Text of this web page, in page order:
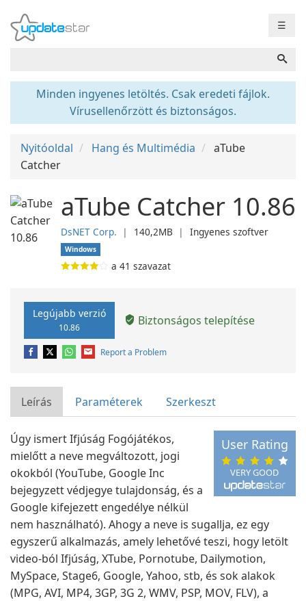
☰
Minden ingyenes letöltés. Csak eredeti fájlok.
Vírusellenőrzött és biztonságos.
Nyitóoldal Hang és Multimédia
aTube
Catcher
aTube Catcher 10.86
DsNET Corp. ❘ 140,2MB ❘ Ingyenes szoftver
Windows
a 41 szavazat
Legújabb verzió
10.86 Biztonságos telepítése
Report a Problem
Leírás Paraméterek Szerkeszt
VERY GOOD
User Rating
Úgy ismert Ifjúság Fogójátékos,
mielőtt a neve megváltozott, jogi
okokból (YouTube, Google Inc
bejegyzett védjegye tulajdonság, és a
Google kifejezett engedélye nélkül
nem használható). Ahogy a neve is sugallja, ez egy
egyszerű alkalmazás, amely lehetővé teszi, hogy letölt
video-ból Ifjúság, XTube, Pornotube, Dailymotion,
MySpace, Stage6, Google, Yahoo, stb, és sok alakok
(MPG, AVI, MP4, 3GP, 3G 2, WMV, PSP, MOV, FLV), a